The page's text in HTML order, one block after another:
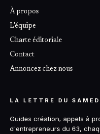
À propos
L'équipe
Charte éditoriale
Contact
Annoncez chez nous
LA LETTRE DU
Guides création, appels à
d'entrepreneurs du 63,